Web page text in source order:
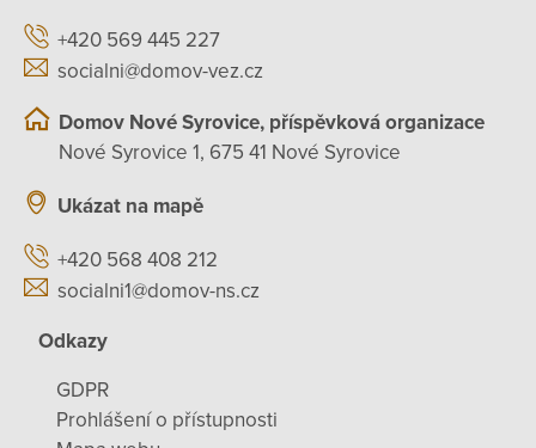
+420 569 445 227
socialni@domov-vez.cz
Domov Nové Syrovice, příspěvková organizace
Nové Syrovice 1, 675 41 Nové Syrovice
Ukázat na mapě
+420 568 408 212
socialni1@domov-ns.cz
Odkazy
GDPR
Prohlášení o přístupnosti